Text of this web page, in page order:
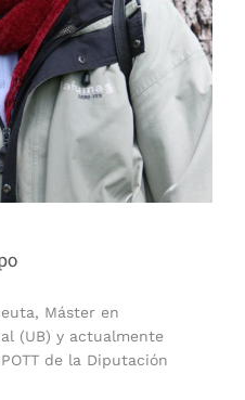
Máster en
(UB) y actualmente
de la Diputación